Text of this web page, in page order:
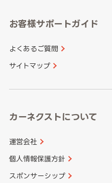
愛知県
和歌山県
山口県
香川県
長崎県
大分県
お客様サポートガイド
よくあるご質問
サイトマップ
カーネクストについて
運営会社
個人情報保護方針
スポンサーシップ